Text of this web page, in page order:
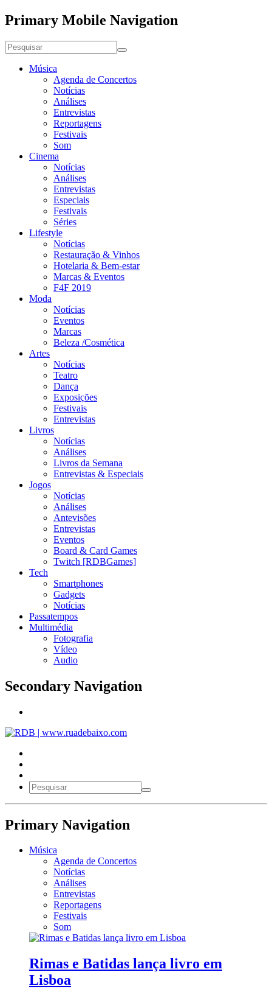
Primary Mobile Navigation
Música
Agenda de Concertos
Notícias
Análises
Entrevistas
Reportagens
Festivais
Som
Cinema
Notícias
Análises
Entrevistas
Especiais
Festivais
Séries
Lifestyle
Notícias
Restauração & Vinhos
Hotelaria & Bem-estar
Marcas & Eventos
F4F 2019
Moda
Notícias
Eventos
Marcas
Beleza /Cosmética
Artes
Notícias
Teatro
Dança
Exposições
Festivais
Entrevistas
Livros
Notícias
Análises
Livros da Semana
Entrevistas & Especiais
Jogos
Notícias
Análises
Antevisões
Entrevistas
Eventos
Board & Card Games
Twitch [RDBGames]
Tech
Smartphones
Gadgets
Notícias
Passatempos
Multimédia
Fotografia
Vídeo
Audio
Secondary Navigation
Primary Navigation
Música
Agenda de Concertos
Notícias
Análises
Entrevistas
Reportagens
Festivais
Som
Rimas e Batidas lança livro em
Lisboa